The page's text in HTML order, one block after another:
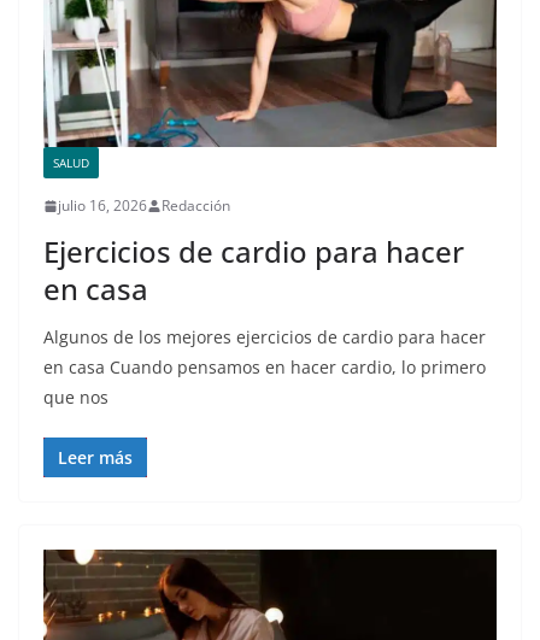
SALUD
julio 16, 2026 Redacción
Ejercicios de cardio para hacer
en casa
Algunos de los mejores ejercicios de cardio para hacer
en casa Cuando pensamos en hacer cardio, lo primero
que nos
Leer más